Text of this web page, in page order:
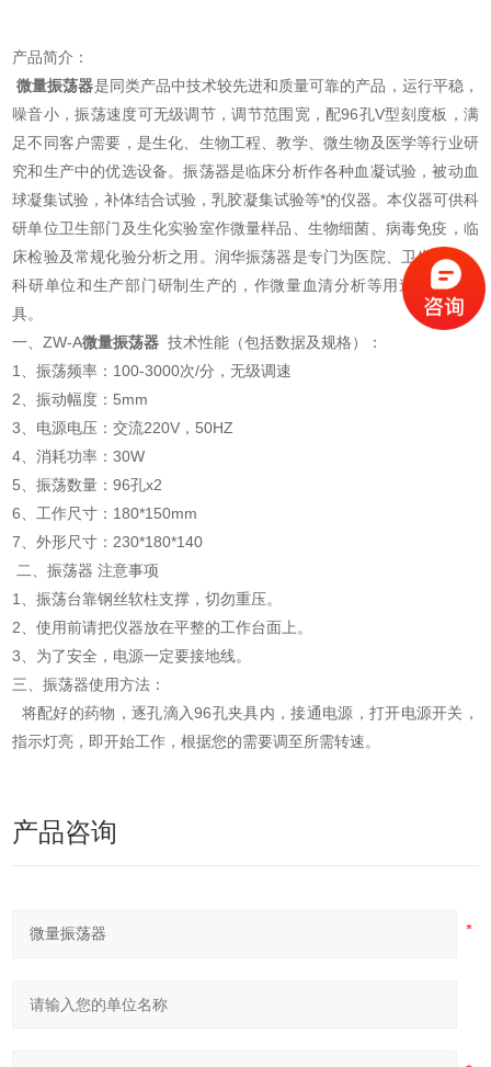
产品简介：
微量振荡器是同类产品中技术较先进和质量可靠的产品，运行平稳，
噪音小，振荡速度可无级调节，调节范围宽，配96孔V型刻度板，满
足不同客户需要，是生化、生物工程、教学、微生物及医学等行业研
究和生产中的优选设备。振荡器是临床分析作各种血凝试验，被动血
球凝集试验，补体结合试验，乳胶凝集试验等*的仪器。本仪器可供科
研单位卫生部门及生化实验室作微量样品、生物细菌、病毒免疫，临
床检验及常规化验分析之用。润华振荡器是专门为医院、卫生防疫、
科研单位和生产部门研制生产的，作微量血清分析等用途的振荡工
具。
一、ZW-A微量振荡器 技术性能（包括数据及规格）：
1、振荡频率：100-3000次/分，无级调速
2、振动幅度：5mm
3、电源电压：交流220V，50HZ
4、消耗功率：30W
5、振荡数量：96孔x2
6、工作尺寸：180*150mm
7、外形尺寸：230*180*140
二、振荡器 注意事项
1、振荡台靠钢丝软柱支撑，切勿重压。
2、使用前请把仪器放在平整的工作台面上。
3、为了安全，电源一定要接地线。
三、振荡器使用方法：
将配好的药物，逐孔滴入96孔夹具内，接通电源，打开电源开关，
指示灯亮，即开始工作，根据您的需要调至所需转速。
产品咨询